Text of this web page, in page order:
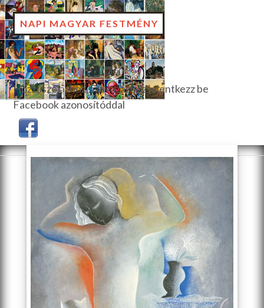
NAPI MAGYAR FESTMÉNY
Hozzászóláshoz, szavazáshoz jelentkezz be
Facebook azonosítóddal